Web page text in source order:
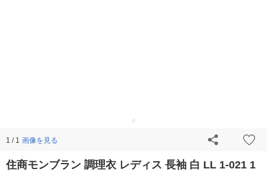
1 / 1 画像を見る
住商モンブラン 調理衣 レディス 長袖 白 LL 1-021 1